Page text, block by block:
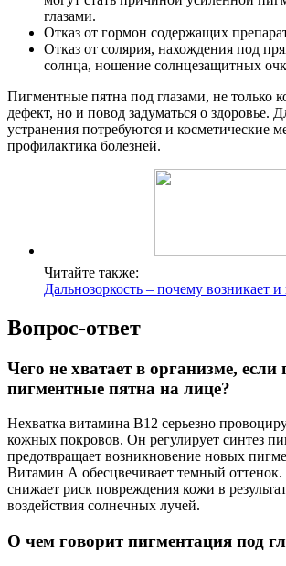
глазами.
Отказ от гормон содержащих
Отказ от солярия, нахождения под
солнца, ношение солнцезащитных
Пигментные пятна под глазами, не только
дефект, но и повод задуматься о здоровье.
устранения потребуются и косметические
профилактика болезней.
Читайте также:
Дальнозоркость – почему возникает
Вопрос-ответ
Чего не хватает в организме,
пигментные пятна на лице?
Нехватка витамина В12 серьезно
кожных покровов. Он регулирует синтез
предотвращает возникновение новых
Витамин А обесцвечивает темный
снижает риск повреждения кожи в
воздействия солнечных лучей.
О чем говорит пигментация под